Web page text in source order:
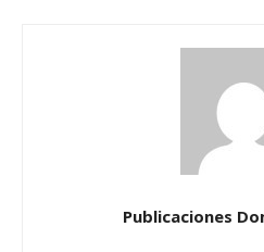
Publicaciones